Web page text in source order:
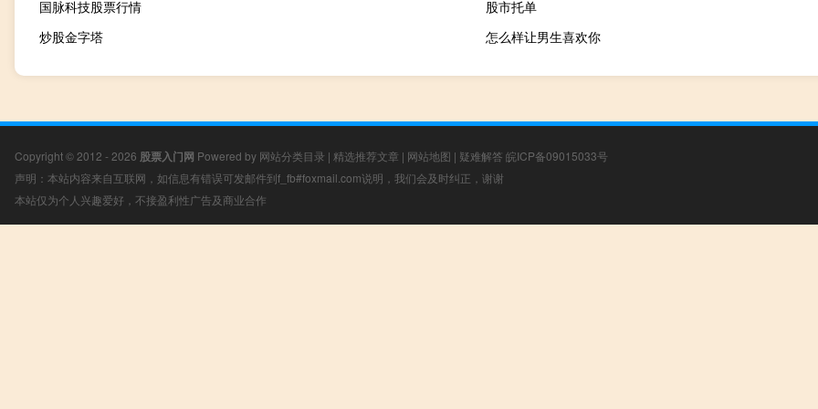
国脉科技股票行情
股市托单
炒股金字塔
怎么样让男生喜欢你
Copyright © 2012 - 2026 股票入门网 Powered by 网站分类目录 | 精选推荐文章 | 网站地图 | 疑难解答 皖ICP备09015033号
声明：本站内容来自互联网，如信息有错误可发邮件到f_fb#foxmail.com说明，我们会及时纠正，谢谢
本站仅为个人兴趣爱好，不接盈利性广告及商业合作